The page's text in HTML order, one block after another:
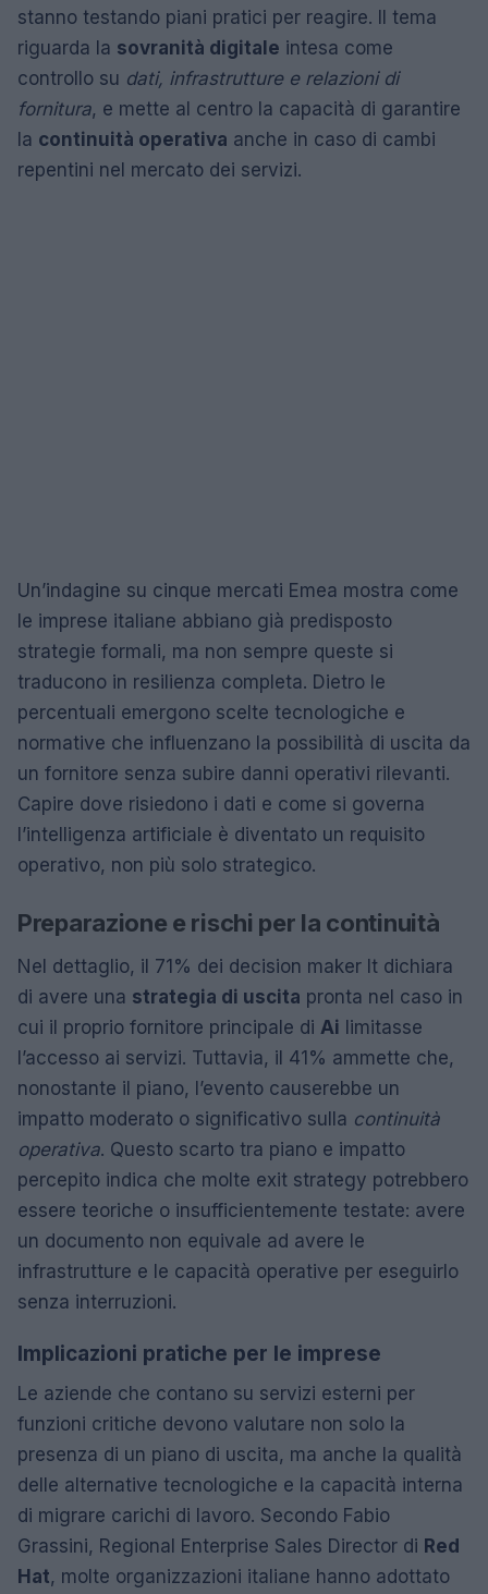
stanno testando piani pratici per reagire. Il tema
riguarda la sovranità digitale intesa come
controllo su dati, infrastrutture e relazioni di
fornitura, e mette al centro la capacità di garantire
la continuità operativa anche in caso di cambi
repentini nel mercato dei servizi.
Un’indagine su cinque mercati Emea mostra come
le imprese italiane abbiano già predisposto
strategie formali, ma non sempre queste si
traducono in resilienza completa. Dietro le
percentuali emergono scelte tecnologiche e
normative che influenzano la possibilità di uscita da
un fornitore senza subire danni operativi rilevanti.
Capire dove risiedono i dati e come si governa
l’intelligenza artificiale è diventato un requisito
operativo, non più solo strategico.
Preparazione e rischi per la continuità
Nel dettaglio, il 71% dei decision maker It dichiara
di avere una strategia di uscita pronta nel caso in
cui il proprio fornitore principale di Ai limitasse
l’accesso ai servizi. Tuttavia, il 41% ammette che,
nonostante il piano, l’evento causerebbe un
impatto moderato o significativo sulla continuità
operativa. Questo scarto tra piano e impatto
percepito indica che molte exit strategy potrebbero
essere teoriche o insufficientemente testate: avere
un documento non equivale ad avere le
infrastrutture e le capacità operative per eseguirlo
senza interruzioni.
Implicazioni pratiche per le imprese
Le aziende che contano su servizi esterni per
funzioni critiche devono valutare non solo la
presenza di un piano di uscita, ma anche la qualità
delle alternative tecnologiche e la capacità interna
di migrare carichi di lavoro. Secondo Fabio
Grassini, Regional Enterprise Sales Director di Red
Hat, molte organizzazioni italiane hanno adottato